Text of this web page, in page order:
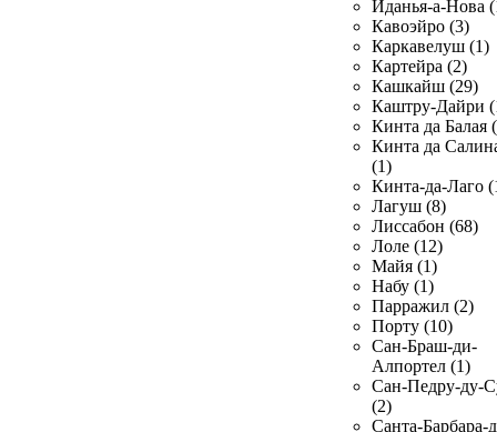
Иданья-а-Нова
Кавоэйро (3)
Каркавелуш (1)
Картейра (2)
Кашкайш (29)
Каштру-Дайри
Кинта да Балая
Кинта да
(1)
Кинта-да-Лаго
Лагуш (8)
Лиссабон (68)
Лоле (12)
Майя (1)
Набу (1)
Парражил (2)
Порту (10)
Сан-Браш-ди-
Алпортел (1)
Сан-Педру-ду-
(2)
Санта-Барбара-